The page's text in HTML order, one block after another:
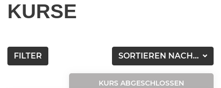
KURSE
SORTIEREN NACH...
FILTER
KURS ABGESCHLOSSEN